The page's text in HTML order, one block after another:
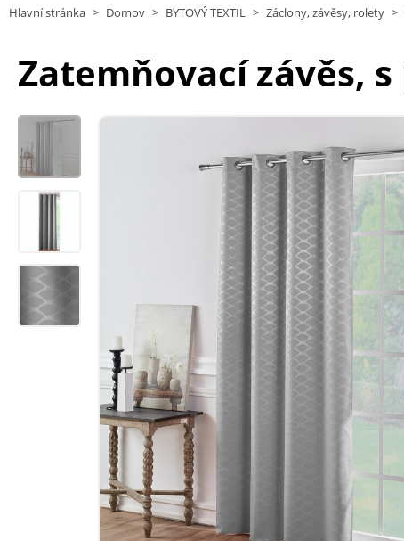
Hlavní stránka > Domov > BYTOVÝ TEXTIL > Záclony, závěsy, rolety >
Zatemňovací závěs,